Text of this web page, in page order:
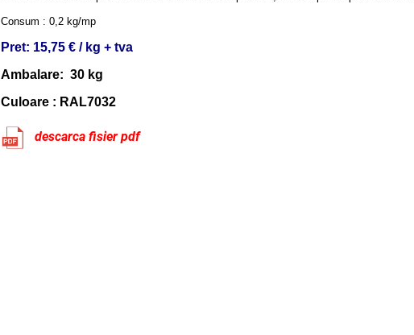
Consum : 0,2 kg/mp
Pret: 15,75 € / kg + tva
Ambalare: 30 kg
Culoare : RAL7032
descarca fisier pdf